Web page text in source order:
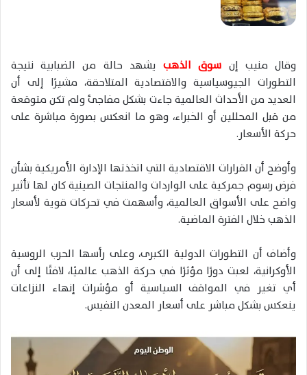
وقال منيب إن سوق الذهبيشهد حالة من الضبابية نتيجة
التطورات الجيوسياسية والاقتصادية المتلاحقة، مشيرًا إلى أن
العديد من الأحداث العالمية جاءت بشكل مفاجئ ولم تكن متوقعة
من قبل المحللين أو الخبراء، وهو ما انعكس بصورة مباشرة على
حركة الأسعار.
وأوضح أن القرارات الاقتصادية التي اتخذتها الإدارة الأمريكية بشأن
فرض رسوم جمركية على الواردات والمنتجات الصينية كان لها تأثير
واضح على الأسواق العالمية، وأسهمت في تحركات قوية لأسعار
الذهب خلال الفترة الماضية.
وأضاف أن التطورات الدولية الكبرى، وعلى رأسها الحرب الروسية
الأوكرانية، لعبت دورًا مؤثرًا في حركة الذهب عالميًا، لافتًا إلى أن
أي تغير في المواقف السياسية أو مؤشرات إنهاء النزاعات
ينعكس بشكل مباشر على أسعار المعدن النفيس.